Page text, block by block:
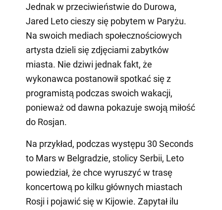
Jednak w przeciwieństwie do Durowa,
Jared Leto cieszy się pobytem w Paryżu.
Na swoich mediach społecznościowych
artysta dzieli się zdjęciami zabytków
miasta. Nie dziwi jednak fakt, że
wykonawca postanowił spotkać się z
programistą podczas swoich wakacji,
ponieważ od dawna pokazuje swoją miłość
do Rosjan.
Na przykład, podczas występu 30 Seconds
to Mars w Belgradzie, stolicy Serbii, Leto
powiedział, że chce wyruszyć w trasę
koncertową po kilku głównych miastach
Rosji i pojawić się w Kijowie. Zapytał ilu